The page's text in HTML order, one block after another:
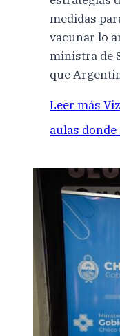
medidas
vacunar lo
ministra de
que
Leer más
aulas